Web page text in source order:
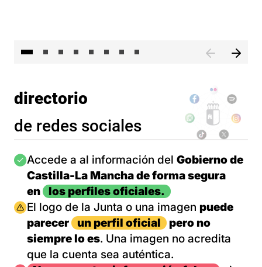
directorio
de redes sociales
Imagen
Accede a al información del Gobierno de
Castilla-La Mancha de forma segura
en
los perfiles oficiales.
Imagen
El logo de la Junta o una imagen puede
parecer
un perfil oficial
pero no
siempre lo es. Una imagen no acredita
que la cuenta sea auténtica.